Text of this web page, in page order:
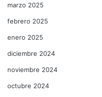
marzo 2025
febrero 2025
enero 2025
diciembre 2024
noviembre 2024
octubre 2024